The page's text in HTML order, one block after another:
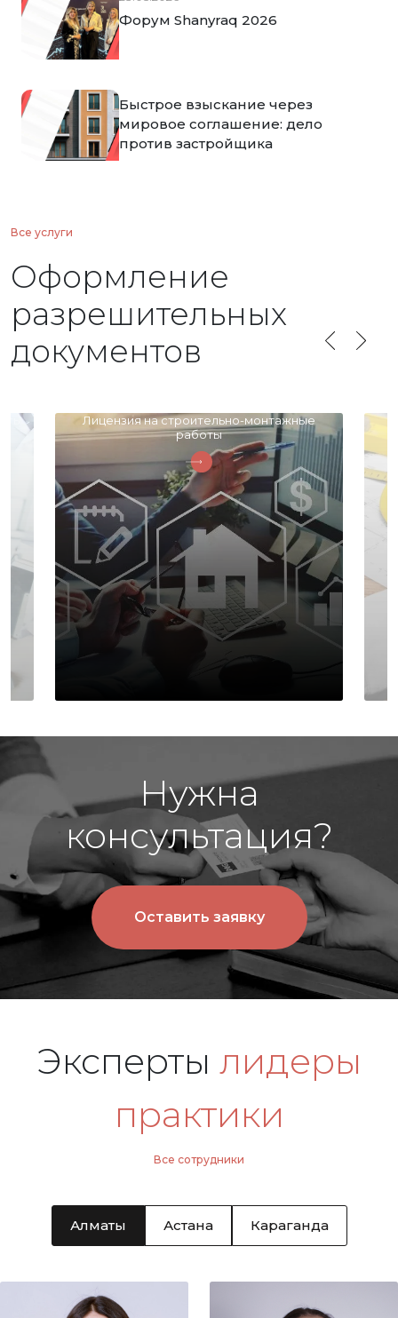
Форум Shanyraq 2026
Быстрое взыскание через
мировое соглашение: дело
против застройщика
Все услуги
Оформление
разрешительных
документов
Лицензия на строительно-монтажные
работы
Нужна
консультация?
Оставить заявку
Эксперты лидеры
практики
Все сотрудники
Алматы Астана Караганда